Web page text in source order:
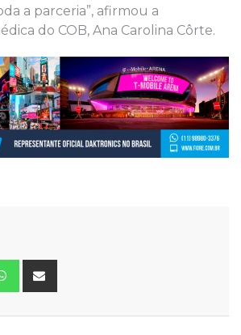
a parceria”, afirmou a
do COB, Ana Carolina Côrte.
Whatsapp